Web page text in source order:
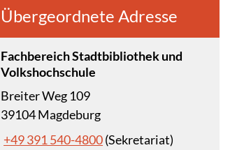
Übergeordnete Adresse
Fachbereich Stadtbibliothek und
Volkshochschule
Breiter Weg 109
39104 Magdeburg
+49 391 540-4800(Sekretariat)